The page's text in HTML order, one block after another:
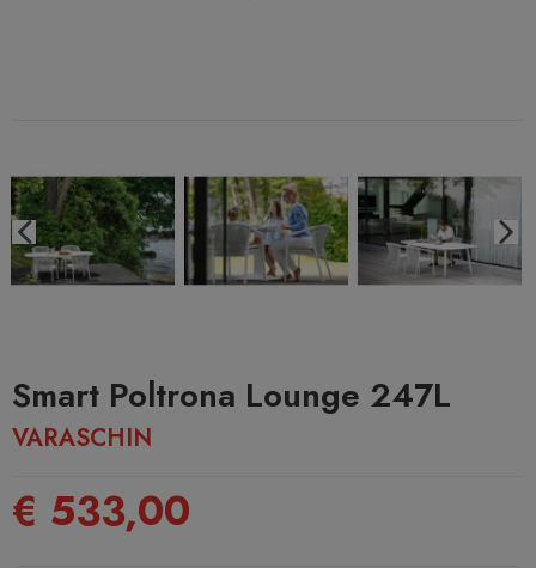
Smart Poltrona Lounge 247L
VARASCHIN
€ 533,00